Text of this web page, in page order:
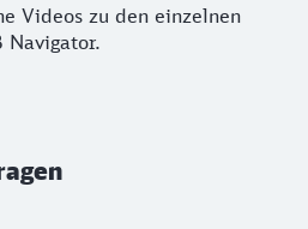
Videos zu den einzelnen
Navigator.